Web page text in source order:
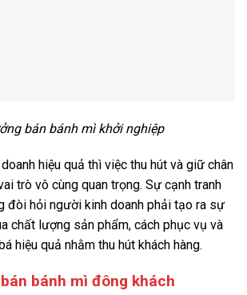
bán bánh mì khởi nghiệp
hiệu quả thì việc thu hút và giữ chân
trò vô cùng quan trọng. Sự cạnh tranh
đòi hỏi người kinh doanh phải tạo ra sự
chất lượng sản phẩm, cách phục vụ và
hiệu quả nhằm thu hút khách hàng.
bánh mì đông khách